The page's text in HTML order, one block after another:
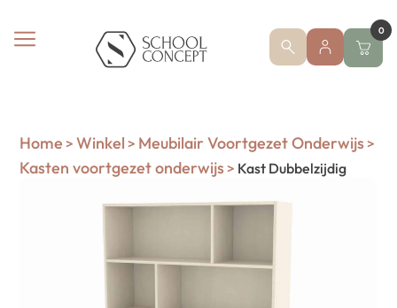
0
Home > Winkel > Meubilair Voortgezet Onderwijs>
Kasten voortgezet onderwijs> Kast Dubbelzijdig